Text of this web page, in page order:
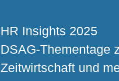
HR Insights 2025
DSAG-Thementage
Zeitwirtschaft und